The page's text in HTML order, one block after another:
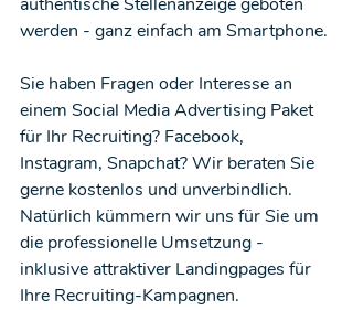
werden - ganz einfach am Smartphone.
Sie haben Fragen oder Interesse an
einem Social Media Advertising Paket
für Ihr Recruiting? Facebook,
Instagram, Snapchat? Wir beraten Sie
gerne kostenlos und unverbindlich.
Natürlich kümmern wir uns für Sie um
die professionelle Umsetzung -
inklusive attraktiver Landingpages für
Ihre Recruiting-Kampagnen.